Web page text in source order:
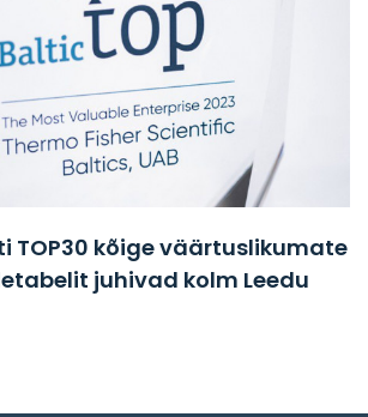
TOP30 kõige väärtuslikumate
juhivad kolm Leedu